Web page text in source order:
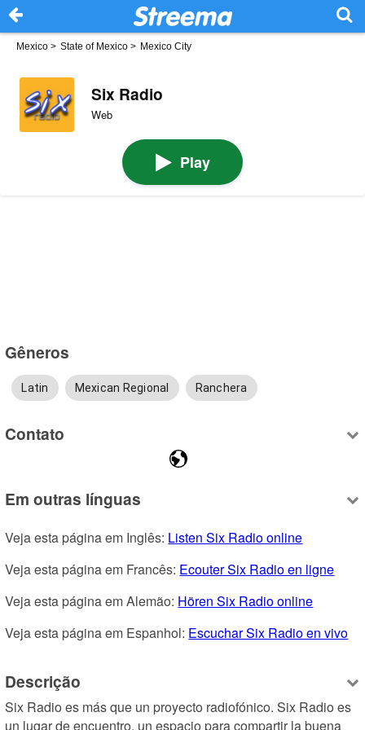
Mexico > State of Mexico > Mexico City
Six Radio
Web
Play
Gêneros
Latin Mexican Regional Ranchera
Contato
Em outras línguas
Veja esta página em Inglês: Listen Six Radio online
Veja esta página em Francês: Ecouter Six Radio en ligne
Veja esta página em Alemão: Hören Six Radio online
Veja esta página em Espanhol: Escuchar Six Radio en vivo
Descrição
Six Radio es más que un proyecto radiofónico. Six Radio es
un lugar de encuentro, un espacio para compartir la buena